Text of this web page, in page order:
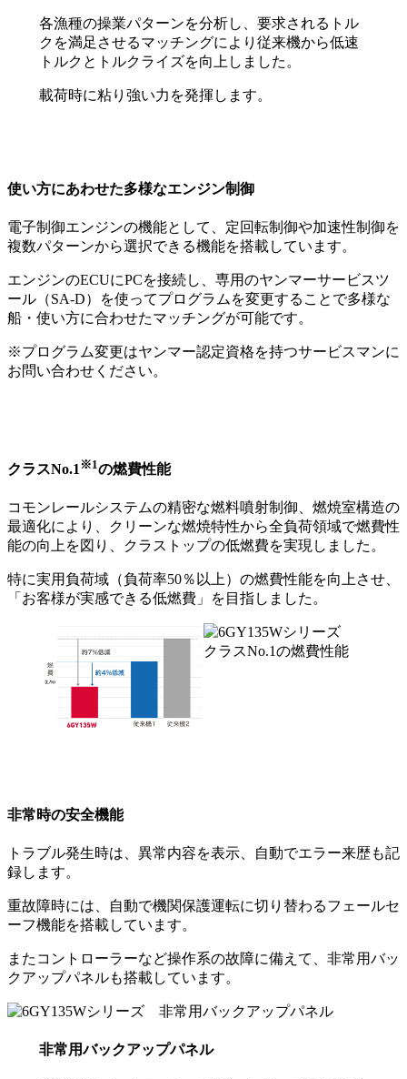
各漁種の操業パターンを分析し、要求されるトル
クを満足させるマッチングにより従来機から低速
トルクとトルクライズを向上しました。
載荷時に粘り強い力を発揮します。
使い方にあわせた多様なエンジン制御
電子制御エンジンの機能として、定回転制御や加速性制御を
複数パターンから選択できる機能を搭載しています。
エンジンのECUにPCを接続し、専用のヤンマーサービスツ
ール（SA-D）を使ってプログラムを変更することで多様な
船・使い方に合わせたマッチングが可能です。
※プログラム変更はヤンマー認定資格を持つサービスマンに
お問い合わせください。
クラスNo.1 ※1の燃費性能
コモンレールシステムの精密な燃料噴射制御、燃焼室構造の
最適化により、クリーンな燃焼特性から全負荷領域で燃費性
能の向上を図り、クラストップの低燃費を実現しました。
特に実用負荷域（負荷率50％以上）の燃費性能を向上させ、
「お客様が実感できる低燃費」を目指しました。
非常時の安全機能
トラブル発生時は、異常内容を表示、自動でエラー来歴も記
録します。
重故障時には、自動で機関保護運転に切り替わるフェールセ
ーフ機能を搭載しています。
またコントローラーなど操作系の故障に備えて、非常用バッ
クアップパネルも搭載しています。
非常用バックアップパネル